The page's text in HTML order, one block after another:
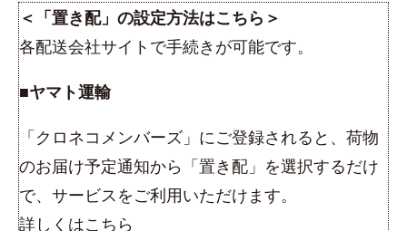
＜「置き配」の設定方法はこちら＞
各配送会社サイトで手続きが可能です。
■ヤマト運輸
「クロネコメンバーズ」にご登録されると、荷物
のお届け予定通知から「置き配」を選択するだけ
で、サービスをご利用いただけます。
詳しくはこちら